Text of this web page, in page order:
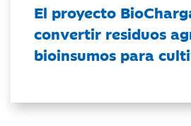
El proyecto
convertir residuos
bioinsumos para